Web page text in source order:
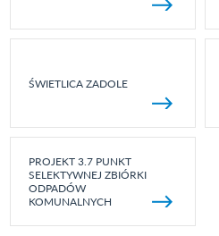
ŚWIETLICA ZADOLE
PROJEKT 3.7 PUNKT
SELEKTYWNEJ ZBIÓRKI
ODPADÓW
KOMUNALNYCH